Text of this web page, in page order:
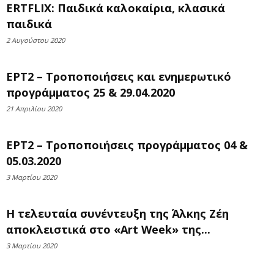
ERTFLIX: Παιδικά καλοκαίρια, κλασικά
παιδικά
2 Αυγούστου 2020
ΕΡΤ2 – Τροποποιήσεις και ενημερωτικό
προγράμματος 25 & 29.04.2020
21 Απριλίου 2020
ΕΡΤ2 – Τροποποιήσεις προγράμματος 04 &
05.03.2020
3 Μαρτίου 2020
Η τελευταία συνέντευξη της Άλκης Ζέη
αποκλειστικά στο «Art Week» της...
3 Μαρτίου 2020